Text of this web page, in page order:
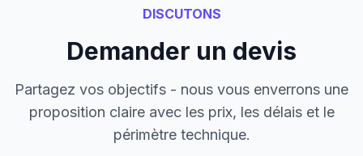
DISCUTONS
Demander un devis
Partagez vos objectifs - nous vous enverrons une
proposition claire avec les prix, les délais et le
périmètre technique.